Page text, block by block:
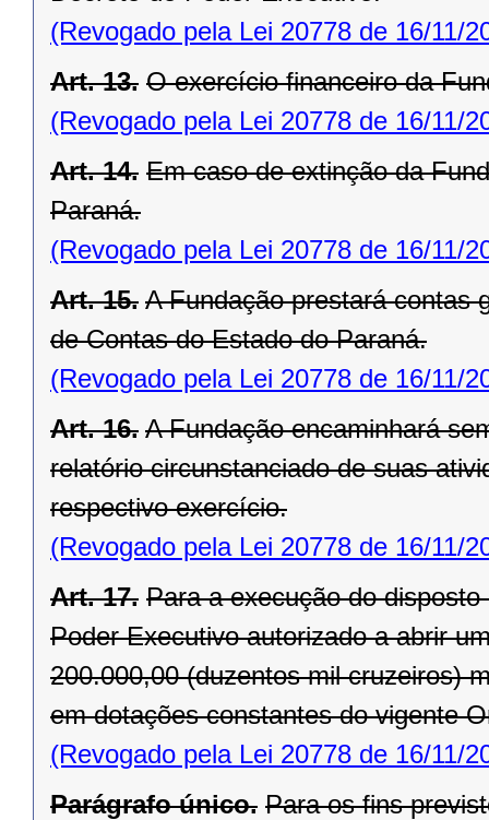
(Revogado pela Lei 20778 de 16/11/
Art. 13. O exercício financeiro da
(Revogado pela Lei 20778 de 16/11/
Art. 14. Em caso de extinção da
Paraná.
(Revogado pela Lei 20778 de 16/11/
Art. 15. A Fundação prestará contas
de Contas do Estado do Paraná.
(Revogado pela Lei 20778 de 16/11/
Art. 16. A Fundação encaminhará
relatório circunstanciado de suas
respectivo exercício.
(Revogado pela Lei 20778 de 16/11/
Art. 17. Para a execução do
Poder Executivo autorizado a abrir
200.000,00 (duzentos mil cruzeiros)
em dotações constantes do vigente
(Revogado pela Lei 20778 de 16/11/
Parágrafo único. Para os fins